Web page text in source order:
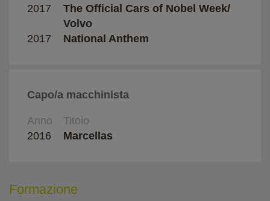
2017
The Official Cars of Nobel Week/
Volvo
2017
National Anthem
Capo/a macchinista
Anno Titolo
2016
Marcellas
Formazione